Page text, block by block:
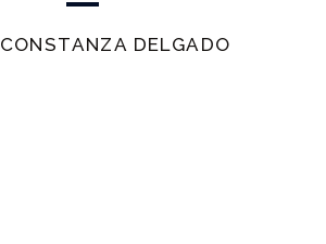
CONSTANZA DELGADO